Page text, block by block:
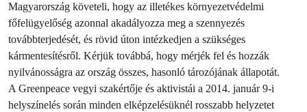
Magyarország követeli, hogy az illetékes környezetvédelmi
főfelügyelőség azonnal akadályozza meg a szennyezés
továbbterjedését, és rövid úton intézkedjen a szükséges
kármentesítésről. Kérjük továbbá, hogy mérjék fel és hozzák
nyilvánosságra az ország összes, hasonló tározójának állapotát.
A Greenpeace vegyi szakértője és aktivistái a 2014. január 9-i
helyszínelés során minden elképzelésüknél rosszabb helyzetet